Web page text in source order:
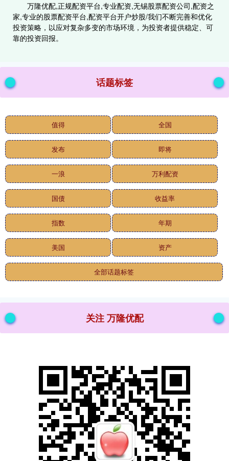
万隆优配,正规配资平台,专业配资,无锡股票配资公司,配资之
家,专业的股票配资平台,配资平台开户炒股/我们不断完善和优化
投资策略，以应对复杂多变的市场环境，为投资者提供稳定、可
靠的投资回报。
话题标签
值得 全国
发布 即将
一浪 万利配资
国债 收益率
指数 年期
美国 资产
全部话题标签
关注 万隆优配